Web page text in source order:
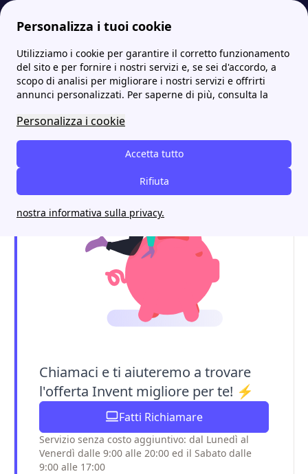
Personalizza i tuoi cookie
Utilizziamo i cookie per garantire il corretto funzionamento
del sito e per fornire i nostri servizi e, se sei d'accordo, a
scopo di analisi per migliorare i nostri servizi e offrirti
annunci personalizzati. Per saperne di più, consulta la
Personalizza i cookie
Accetta tutto
Rifiuta
nostra informativa sulla privacy.
Energia-Luce.it MoreLuce Il fotovoltaico di Invent Luce e Gas, offerte, contatti e recensioni
Il fotovoltaico di Invent
Luce e Gas, offerte,
contatti e recensioni
Chiamaci e ti aiuteremo a trovare
l'offerta Invent migliore per te! ⚡
Fatti Richiamare
Servizio senza costo aggiuntivo: dal Lunedì al
Venerdì dalle 9:00 alle 20:00 ed il Sabato dalle
9:00 alle 17:00